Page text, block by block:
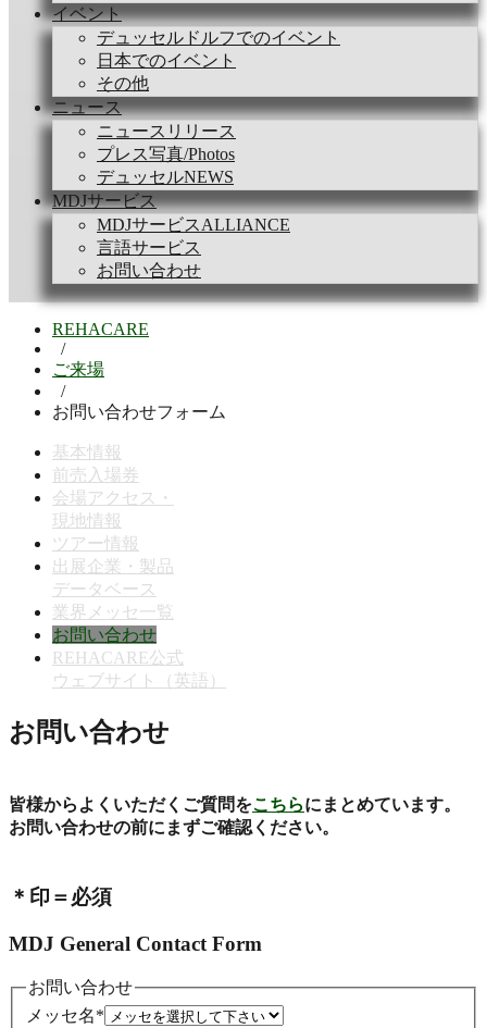
イベント
デュッセルドルフでのイベント
日本でのイベント
その他
ニュース
ニュースリリース
プレス写真/Photos
デュッセルNEWS
MDJサービス
MDJサービスALLIANCE
言語サービス
お問い合わせ
REHACARE
/
ご来場
/
お問い合わせフォーム
基本情報
前売入場券
会場アクセス・
現地情報
ツアー情報
出展企業・製品
データベース
業界メッセ一覧
お問い合わせ
REHACARE公式
ウェブサイト（英語）
お問い合わせ
皆様からよくいただくご質問をこちらにまとめています。
お問い合わせの前にまずご確認ください。
＊印＝必須
MDJ General Contact Form
お問い合わせ
メッセ名*